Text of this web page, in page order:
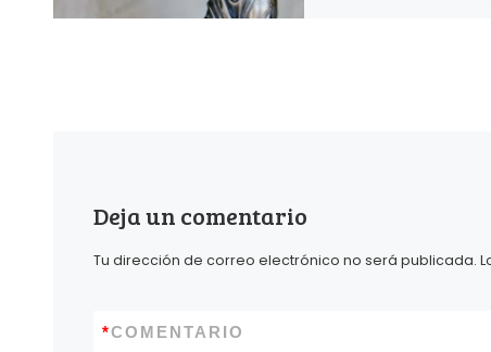
Deja un comentario
Tu dirección de correo electrónico no será publicada.
COMENTARIO
*